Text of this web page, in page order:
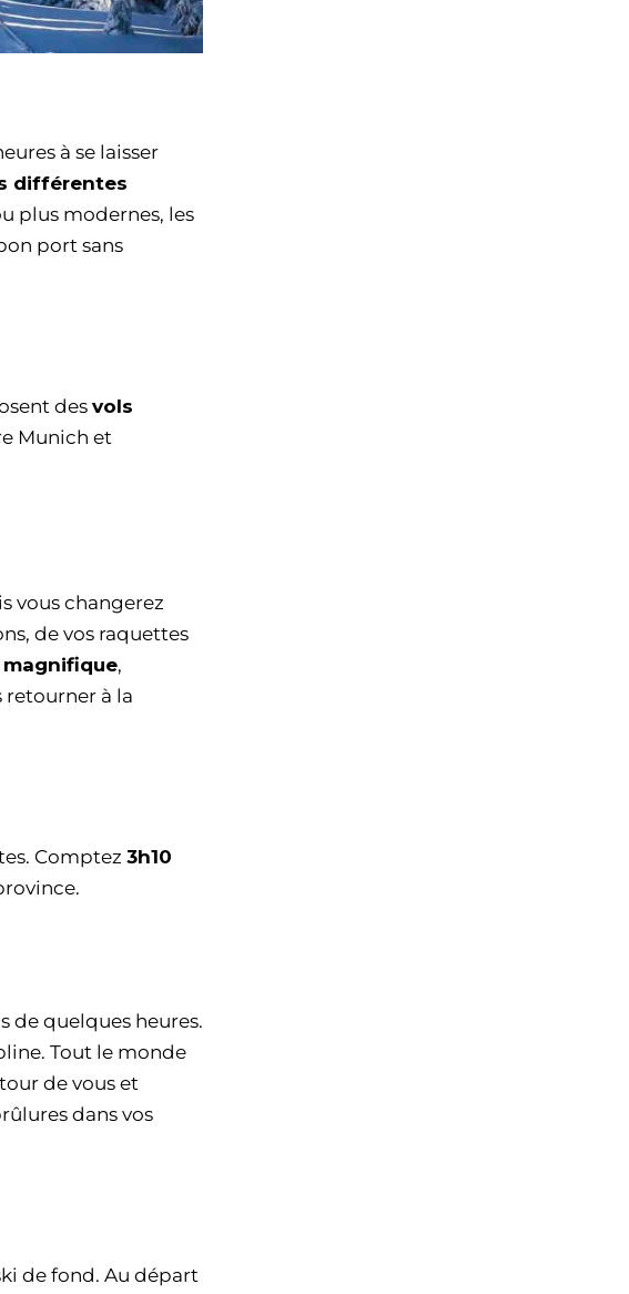
à se laisser
différentes
plus modernes, les
port sans
desvols
Munich et
vous changerez
de vos raquettes
magnifique,
retourner à la
Comptez 3h10
de quelques heures.
Tout le monde
de vous et
dans vos
de fond. Au départ